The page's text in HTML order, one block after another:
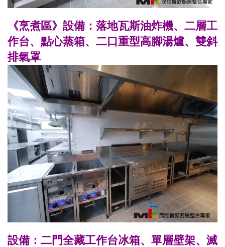
《烹煮區》設備：落地瓦斯油炸機、二層工
作台、點心蒸箱、二口重型高腳湯爐、雙斜
排氣罩
設備：二門全藏工作台冰箱、單層壁架、滅